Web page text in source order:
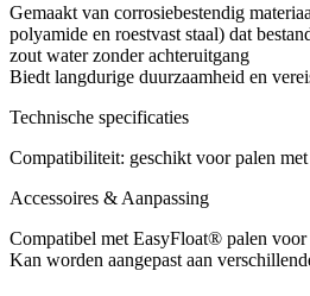
Gemaakt van corrosiebestendig
polyamide en roestvast staal) dat
zout water zonder achteruitgang
Biedt langdurige duurzaamheid en
Technische specificaties
Compatibiliteit: geschikt voor palen
Accessoires & Aanpassing
Compatibel met EasyFloat® palen voor
Kan worden aangepast aan